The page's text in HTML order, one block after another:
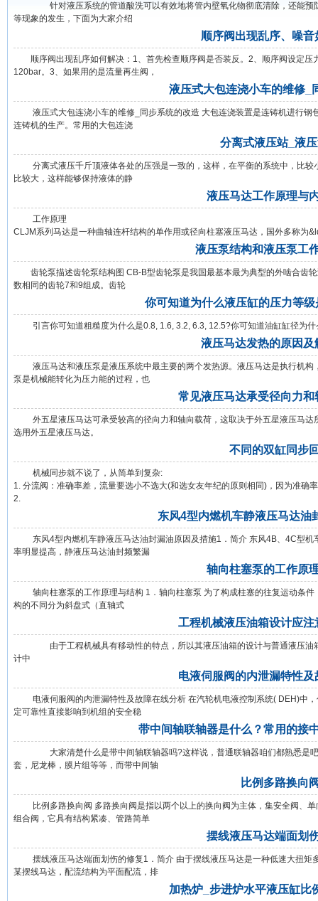
针对液压系统的管道酸洗可以有效地将管内壁氧化物彻底清除，还能预防
等现象的发生，下面为大家介绍
顺序阀出现乱序、噪音
顺序阀出现乱序如何解决：1、首先检查顺序阀是否装反。2、顺序阀设定压
120bar。3、如果用的是流量再生阀，
液压式大包连浇小车的维修_
液压式大包连浇小车的维修_同步系统的改造 大包连浇装置是连铸机进行钢
连铸机的生产。常用的大包连浇
分离式液压站_液
分离式液压千斤顶液体各处的压强是一致的，这样，在平衡的系统中，比较
比较大，这样能够保持液体的静
液压马达工作原理与
工作原理
CLJM系列马达是一种曲轴连杆结构的单作用或径向柱塞液压马达，国外多称为
液压泵结构和液压泵工
齿轮泵描述齿轮泵结构图 CB-B型齿轮泵是我国最基本最为典型的外啮合齿
数相同的齿轮7和9组成。齿轮
你可知道为什么液压缸的压力等
引言你可知道粗糙度为什么是0.8, 1.6, 3.2, 6.3, 12.5?你可知道油缸缸径为什
液压马达发热的原因及
液压马达和液压泵是液压系统中最主要的两个发热源。液压马达是执行机构
泵是机械能转化为压力能的过程，也
常见液压马达承受径向力和
外五星液压马达可承受较高的径向力和轴向载荷，这取决于外五星液压马达
选用外五星液压马达。
不同的双缸同步
机械同步就不说了，从简单到复杂:
1. 分流阀：准确率差，流量要选小不选大(和选女友年纪的原则相同)，因为准确
2.
东风4型内燃机车静液压马达油
东风4型内燃机车静液压马达油封漏油原因及措施1．简介 东风4B、4C型机
率明显提高，静液压马达油封频繁漏
轴向柱塞泵的工作原
轴向柱塞泵的工作原理与结构 1．轴向柱塞泵 为了构成柱塞的往复运动条件
构的不同分为斜盘式（直轴式
工程机械液压油箱设计应注
由于工程机械具有移动性的特点，所以其液压油箱的设计与普通液压油箱
计中
电液伺服阀的内泄漏特性
电液伺服阀的内泄漏特性及故障在线分析 在汽轮机电液控制系统( DEH)中，
定可靠性直接影响到机组的安全稳
带中间轴联轴器是什么？常用的接
大家清楚什么是带中间轴联轴器吗?这样说，普通联轴器咱们都熟悉是吧
套，尼龙棒，膜片组等等，而带中间轴
比例多路换向
比例多路换向阀 多路换向阀是指以两个以上的换向阀为主体，集安全阀、单
组合阀，它具有结构紧凑、管路简单
摆线液压马达端面划
摆线液压马达端面划伤的修复1．简介 由于摆线液压马达是一种低速大扭矩
某摆线马达，配流结构为平面配流，排
加热炉_步进炉水平液压缸比